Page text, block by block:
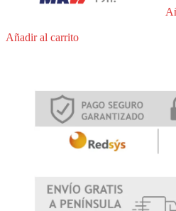
Añadir al carrito